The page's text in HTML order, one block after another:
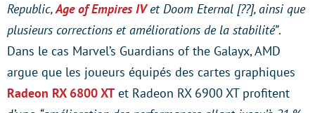
Republic,Age of Empires IVet Doom Eternal [??], ainsi que
plusieurs corrections et améliorations de la stabilité”.
Dans le cas Marvel’s Guardians of the Galayx, AMD
argue que les joueurs équipés des cartes graphiques
Radeon RX 6800 XT et Radeon RX 6900 XT profitent